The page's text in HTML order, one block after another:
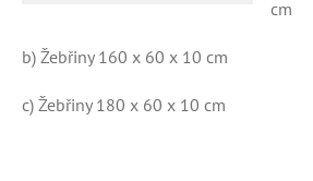
cm
b) Žebřiny 160 x 60 x 10 cm
c) Žebřiny 180 x 60 x 10 cm